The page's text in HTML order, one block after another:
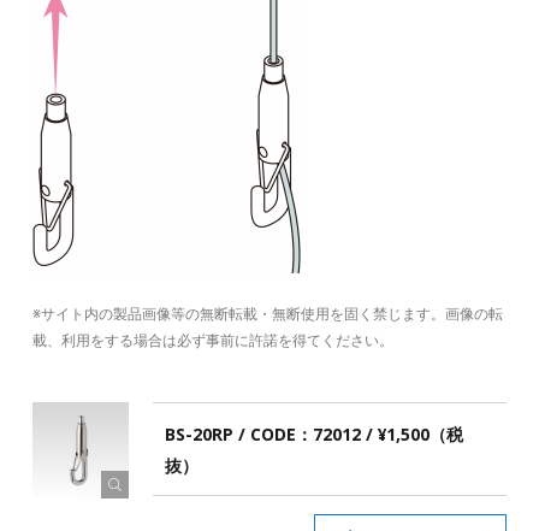
※サイト内の製品画像等の無断転載・無断使用を固く禁じます。画像の転
載、利用をする場合は必ず事前に許諾を得てください。
BS-20RP / CODE：72012 / ¥1,500（税
抜）